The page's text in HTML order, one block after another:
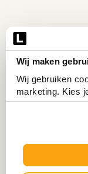
Wij maken
Wij gebruiken
marketing. Kies